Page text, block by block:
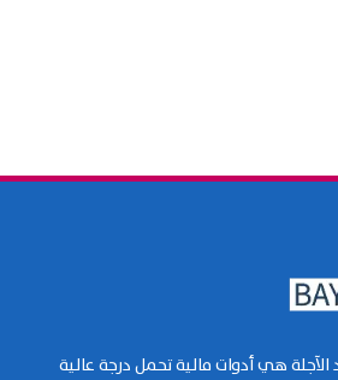
هي أدوات مالية تحمل درجة عالية